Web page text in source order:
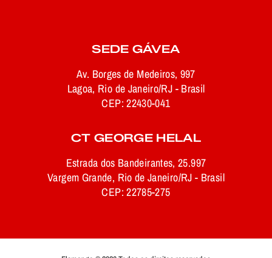
SEDE GÁVEA
Av. Borges de Medeiros, 997
Lagoa, Rio de Janeiro/RJ - Brasil
CEP: 22430-041
CT GEORGE HELAL
Estrada dos Bandeirantes, 25.997
Vargem Grande, Rio de Janeiro/RJ - Brasil
CEP: 22785-275